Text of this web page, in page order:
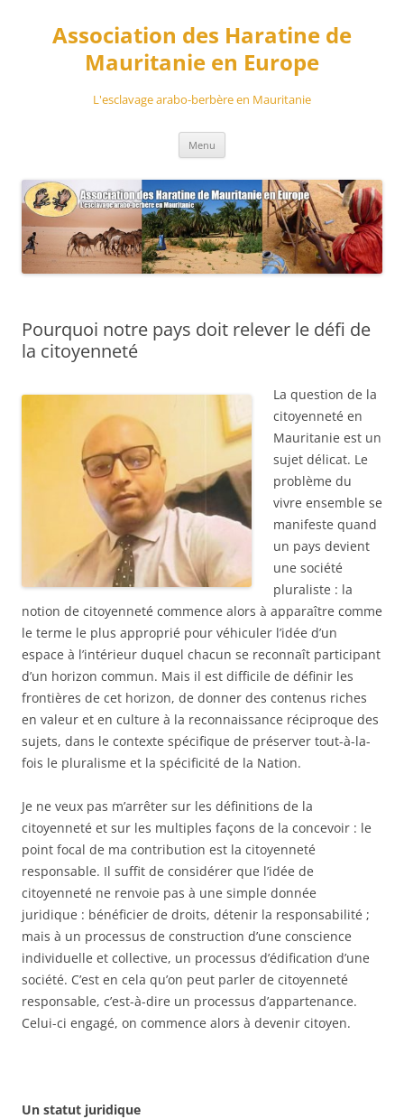
contenuAssociation des Haratine de
Mauritanie en Europe
L'esclavage arabo-berbère en Mauritanie
Menu
Pourquoi notre pays doit relever le défi de
la citoyenneté
La question de la
citoyenneté en
Mauritanie est un
sujet délicat. Le
problème du
vivre ensemble se
manifeste quand
un pays devient
une société
pluraliste : la
notion de citoyenneté commence alors à apparaître comme
le terme le plus approprié pour véhiculer l’idée d’un
espace à l’intérieur duquel chacun se reconnaît participant
d’un horizon commun. Mais il est difficile de définir les
frontières de cet horizon, de donner des contenus riches
en valeur et en culture à la reconnaissance réciproque des
sujets, dans le contexte spécifique de préserver tout-à-la-
fois le pluralisme et la spécificité de la Nation.
Je ne veux pas m’arrêter sur les définitions de la
citoyenneté et sur les multiples façons de la concevoir : le
point focal de ma contribution est la citoyenneté
responsable. Il suffit de considérer que l’idée de
citoyenneté ne renvoie pas à une simple donnée
juridique : bénéficier de droits, détenir la responsabilité ;
mais à un processus de construction d’une conscience
individuelle et collective, un processus d’édification d’une
société. C’est en cela qu’on peut parler de citoyenneté
responsable, c’est-à-dire un processus d’appartenance.
Celui-ci engagé, on commence alors à devenir citoyen.
Un statut juridique